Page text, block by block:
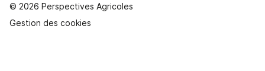
© 2026 Perspectives Agricoles
Gestion des cookies